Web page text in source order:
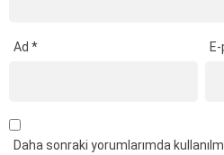
Ad *
Daha sonraki yorumlarımda